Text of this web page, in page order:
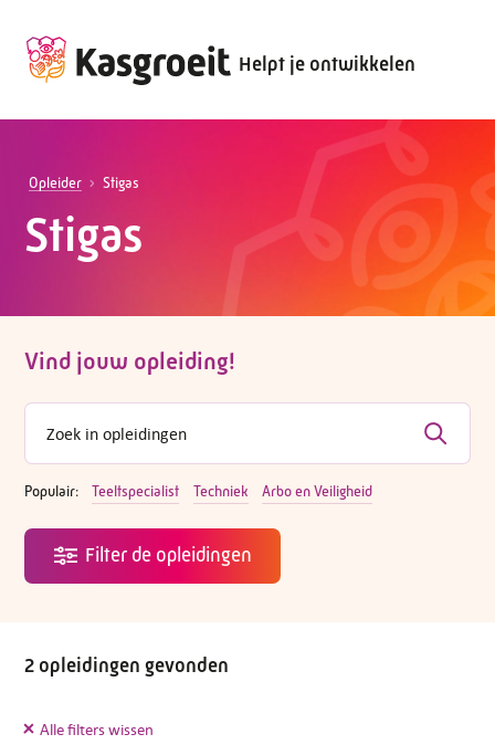
Helpt je ontwikkelen
Opleider Stigas
Stigas
Vind jouw opleiding!
Populair: Teeltspecialist Techniek Arbo en Veiligheid
2 opleidingen gevonden
Alle filters wissen